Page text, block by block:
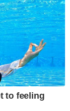
to feeling